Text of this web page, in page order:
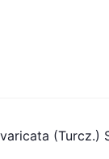
(Turcz.)